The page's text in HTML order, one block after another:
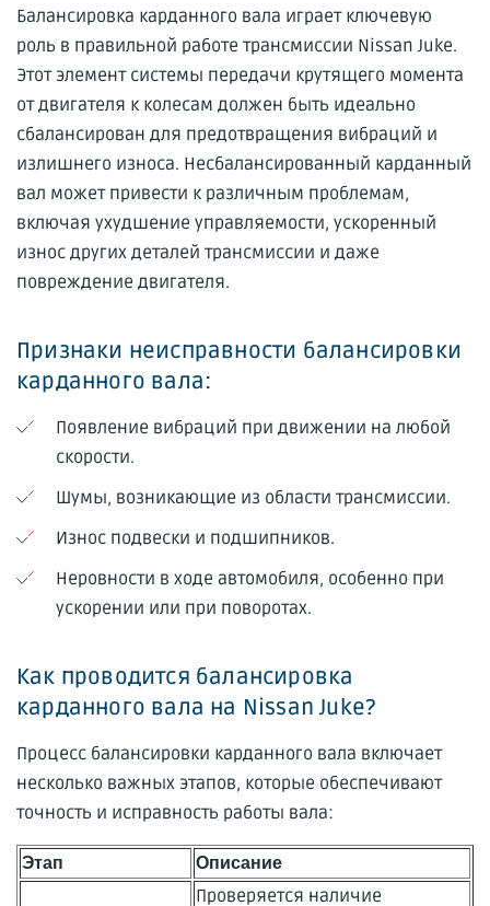
Балансировка карданного вала играет ключевую
роль в правильной работе трансмиссии Nissan Juke.
Этот элемент системы передачи крутящего момента
от двигателя к колесам должен быть идеально
сбалансирован для предотвращения вибраций и
излишнего износа. Несбалансированный карданный
вал может привести к различным проблемам,
включая ухудшение управляемости, ускоренный
износ других деталей трансмиссии и даже
повреждение двигателя.
Признаки неисправности балансировки
карданного вала:
Появление вибраций при движении на любой
скорости.
Шумы, возникающие из области трансмиссии.
Износ подвески и подшипников.
Неровности в ходе автомобиля, особенно при
ускорении или при поворотах.
Как проводится балансировка
карданного вала на Nissan Juke?
Процесс балансировки карданного вала включает
несколько важных этапов, которые обеспечивают
точность и исправность работы вала:
Этап Описание
Проверяется наличие